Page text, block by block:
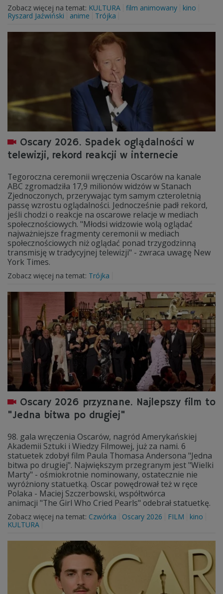
Zobacz więcej na temat: KULTURA film animowany
kino
Ryszard Jaźwiński
anime Trójka
Oscary 2026. Spadek oglądalności w
telewizji, rekord reakcji w internecie
Tegoroczna ceremonii wręczenia Oscarów na kanale
ABC zgromadziła 17,9 milionów widzów w Stanach
Zjednoczonych, przerywając tym samym czteroletnią
passę wzrostu oglądalności. Jednocześnie padł rekord,
jeśli chodzi o reakcje na oscarowe relacje w mediach
społecznościowych. "Młodsi widzowie wolą oglądać
najważniejsze fragmenty ceremonii w mediach
społecznościowych niż oglądać ponad trzygodzinną
transmisję w tradycyjnej telewizji" - zwraca uwagę New
York Times.
Zobacz więcej na temat: Trójka
Oscary 2026 przyznane. Najlepszy film to
"Jedna bitwa po drugiej"
98. gala wręczenia Oscarów, nagród Amerykańskiej
Akademii Sztuki i Wiedzy Filmowej, już za nami. 6
statuetek zdobył film Paula Thomasa Andersona "Jedna
bitwa po drugiej". Największym przegranym jest "Wielki
Marty" - ośmiokrotnie nominowany, ostatecznie nie
wyróżniony statuetką. Oscar powędrował też w ręce
Polaka - Maciej Szczerbowski, współtwórca
animacji "The Girl Who Cried Pearls" odebrał statuetkę.
Zobacz więcej na temat: Czwórka Oscary 2026 FILM
kino
KULTURA